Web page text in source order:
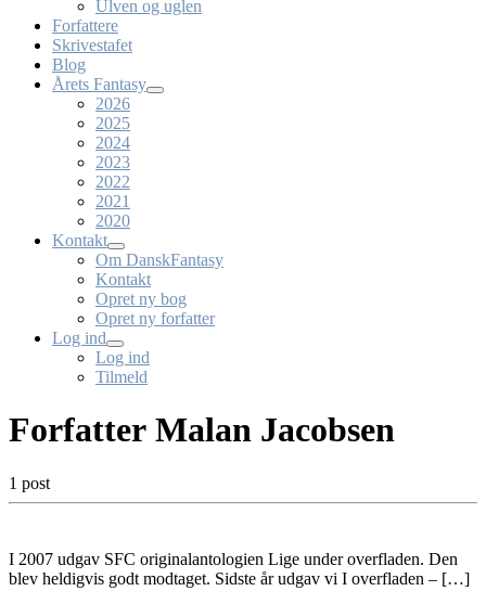
Ulven og uglen
Forfattere
Skrivestafet
Blog
Årets Fantasy
2026
2025
2024
2023
2022
2021
2020
Kontakt
Om DanskFantasy
Kontakt
Opret ny bog
Opret ny forfatter
Log ind
Log ind
Tilmeld
Forfatter Malan Jacobsen
1 post
I 2007 udgav SFC originalantologien Lige under overfladen. Den
blev heldigvis godt modtaget. Sidste år udgav vi I overfladen – […]